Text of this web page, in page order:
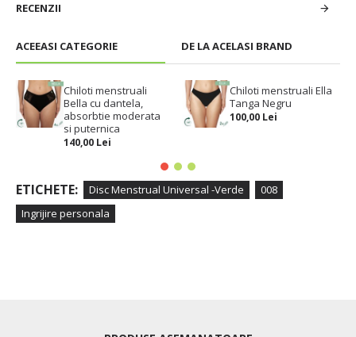
ACEEASI CATEGORIE DE LA ACELASI BRAND
Chiloti menstruali
Bella cu dantela,
absorbtie moderata
si puternica
140,00 Lei
Chiloti menstruali Ella
Tanga Negru
100,00 Lei
RECENZII
ETICHETE: Disc Menstrual Universal -Verde
008
Ingrijire personala